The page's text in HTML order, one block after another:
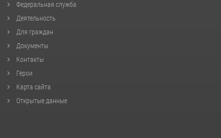
Федеральная служба
Деятельность
Для граждан
Документы
Контакты
Герои
Карта сайта
Открытые данные